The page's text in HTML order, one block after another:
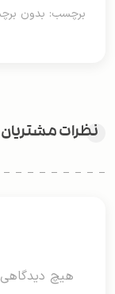
برچسب: بدون
نظرات مشتریان
هیچ